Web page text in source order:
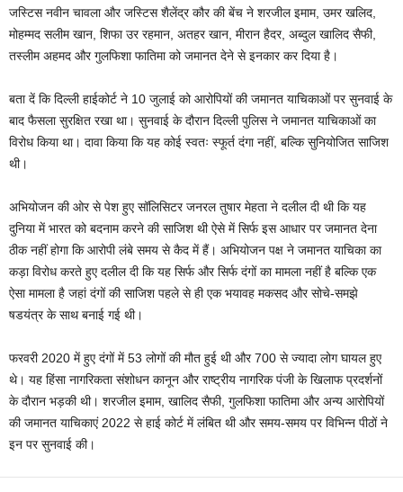
जस्टिस नवीन चावला और जस्टिस शैलेंद्र कौर की बेंच ने शरजील इमाम, उमर खलिद,
मोहम्मद सलीम खान, शिफा उर रहमान, अतहर खान, मीरान हैदर, अब्दुल खालिद सैफी,
तस्लीम अहमद और गुलफिशा फातिमा को जमानत देने से इनकार कर दिया है।
बता दें कि दिल्ली हाईकोर्ट ने 10 जुलाई को आरोपियों की जमानत याचिकाओं पर सुनवाई के
बाद फैसला सुरक्षित रखा था। सुनवाई के दौरान दिल्ली पुलिस ने जमानत याचिकाओं का
विरोध किया था। दावा किया कि यह कोई स्वतः स्फूर्त दंगा नहीं, बल्कि सुनियोजित साजिश
थी।
अभियोजन की ओर से पेश हुए सॉलिसिटर जनरल तुषार मेहता ने दलील दी थी कि यह
दुनिया में भारत को बदनाम करने की साजिश थी ऐसे में सिर्फ इस आधार पर जमानत देना
ठीक नहीं होगा कि आरोपी लंबे समय से कैद में हैं। अभियोजन पक्ष ने जमानत याचिका का
कड़ा विरोध करते हुए दलील दी कि यह सिर्फ और सिर्फ दंगों का मामला नहीं है बल्कि एक
ऐसा मामला है जहां दंगों की साजिश पहले से ही एक भयावह मकसद और सोचे-समझे
षडयंत्र के साथ बनाई गई थी।
फरवरी 2020 में हुए दंगों में 53 लोगों की मौत हुई थी और 700 से ज्यादा लोग घायल हुए
थे। यह हिंसा नागरिकता संशोधन कानून और राष्ट्रीय नागरिक पंजी के खिलाफ प्रदर्शनों
के दौरान भड़की थी। शरजील इमाम, खालिद सैफी, गुलफिशा फातिमा और अन्य आरोपियों
की जमानत याचिकाएं 2022 से हाई कोर्ट में लंबित थी और समय-समय पर विभिन्न पीठों ने
इन पर सुनवाई की।